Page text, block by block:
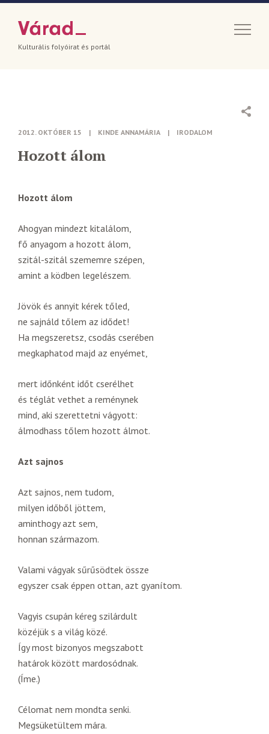
Kulturális folyóirat és portál
2012. OKTÓBER 15 | KINDE ANNAMÁRIA | IRODALOM
Hozott álom
Hozott álom
Ahogyan mindezt kitalálom,
fő anyagom a hozott álom,
szitál-szitál szememre szépen,
amint a ködben legelészem.
Jövök és annyit kérek tőled,
ne sajnáld tőlem az idődet!
Ha megszeretsz, csodás cserében
megkaphatod majd az enyémet,
mert időnként időt cserélhet
és téglát vethet a reménynek
mind, aki szerettetni vágyott:
álmodhass tőlem hozott álmot.
Azt sajnos
Azt sajnos, nem tudom,
milyen időből jöttem,
aminthogy azt sem,
honnan származom.
Valami vágyak sűrűsödtek össze
egyszer csak éppen ottan, azt gyanítom.
Vagyis csupán kéreg szilárdult
közéjük s a világ közé.
Így most bizonyos megszabott
határok között mardosódnak.
(Íme.)
Célomat nem mondta senki.
Megsüketültem mára.